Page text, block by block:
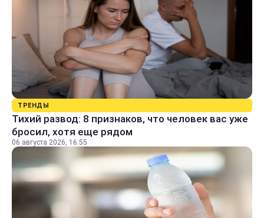
ТРЕНДЫ
Тихий развод: 8 признаков, что человек вас уже
бросил, хотя еще рядом
06 августа 2026, 16:55